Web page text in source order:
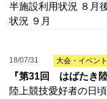
半施設利用状況 ８月
状況 ９月
18/07/31 大会・イベント
『第31回 はばたき陸
陸上競技愛好者の日